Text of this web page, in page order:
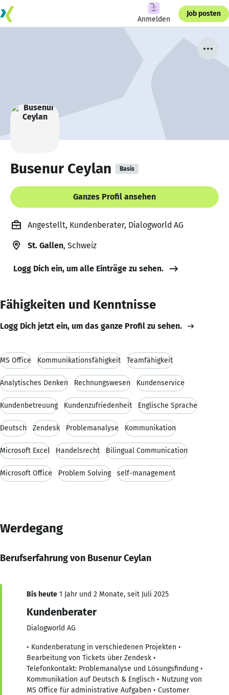
Anmelden
Job posten
Busenur Ceylan Basis
Ganzes Profil ansehen
Angestellt, Kundenberater, Dialogworld AG
St. Gallen, Schweiz
Logg Dich ein, um alle Einträge zu sehen.
Fähigkeiten und Kenntnisse
Logg Dich jetzt ein, um das ganze Profil zu sehen.
MS Office Kommunikationsfähigkeit Teamfähigkeit
Analytisches Denken Rechnungswesen Kundenservice
Kundenbetreuung Kundenzufriedenheit Englische Sprache
Deutsch Zendesk Problemanalyse Kommunikation
Microsoft Excel Handelsrecht Bilingual Communication
Microsoft Office Problem Solving self-management
Werdegang
Berufserfahrung von Busenur Ceylan
Bis heute 1 Jahr und 2 Monate, seit Juli 2025
Kundenberater
Dialogworld AG
• Kundenberatung in verschiedenen Projekten •
Bearbeitung von Tickets über Zendesk •
Telefonkontakt: Problemanalyse und Lösungsfindung •
Kommunikation auf Deutsch & Englisch • Nutzung von
MS Office für administrative Aufgaben • Customer